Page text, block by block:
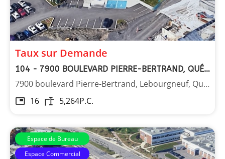
Taux sur Demande
104 - 7900 BOULEVARD PIERRE-BERTRAND, QUÉBEC
7900 boulevard Pierre-Bertrand, Lebourgneuf, Québec
16
5,264P.C.
Espace de Bureau
Espace Commercial